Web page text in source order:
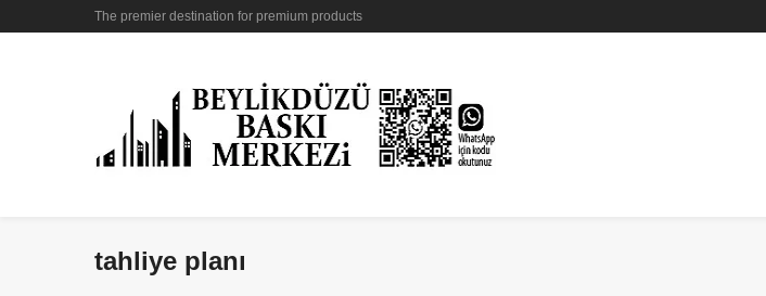
The premier destination for premium products
tahliye planı